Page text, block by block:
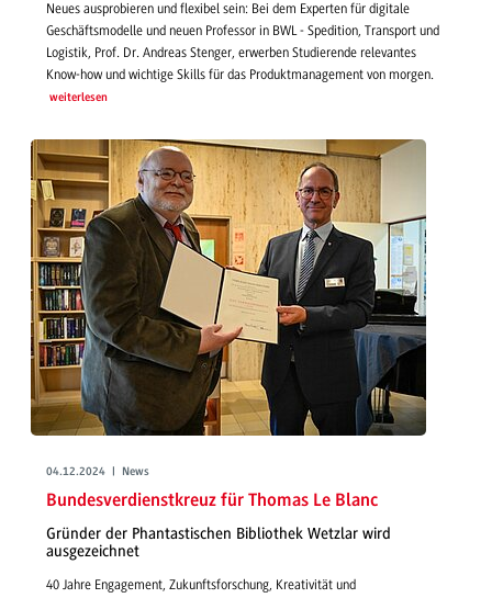
Neues ausprobieren und flexibel sein: Bei dem Experten für digitale
Geschäftsmodelle und neuen Professor in BWL - Spedition, Transport und
Logistik, Prof. Dr. Andreas Stenger, erwerben Studierende relevantes
Know-how und wichtige Skills für das Produktmanagement von morgen.
weiterlesen
04.12.2024 | News
Bundesverdienstkreuz für Thomas Le Blanc
Gründer der Phantastischen Bibliothek Wetzlar wird
ausgezeichnet
40 Jahre Engagement, Zukunftsforschung, Kreativität und